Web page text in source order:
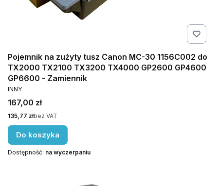
Pojemnik na zużyty tusz Canon MC-30 1156C002 do
TX2000 TX2100 TX3200 TX4000 GP2600 GP4600
GP6600 - Zamiennik
PRODUCENT
INNY
Cena
167,00 zł
Cena
135,77 złbez VAT
Do koszyka
Dostępność: na wyczerpaniu